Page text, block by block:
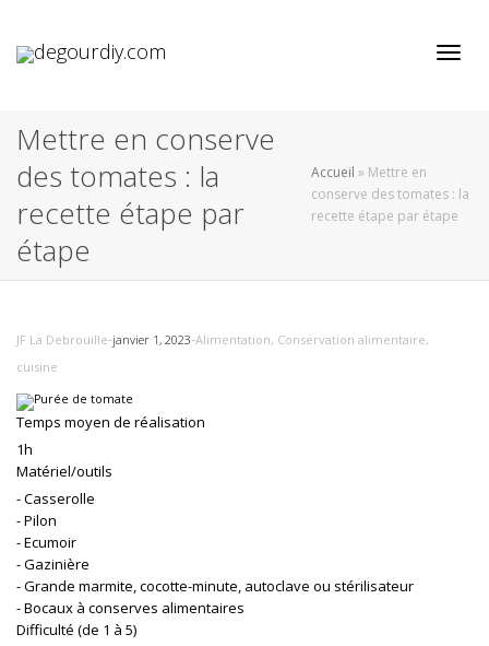
Mettre en conserve
des tomates : la
recette étape par
étape
Accueil » Mettre en
conserve des tomates : la
recette étape par étape
JF La Debrouille-janvier 1, 2023-Alimentation, Conservation alimentaire,
cuisine
Temps moyen de réalisation
1h
Matériel/outils
- Casserolle
- Pilon
- Ecumoir
- Gazinière
- Grande marmite, cocotte-minute, autoclave ou stérilisateur
- Bocaux à conserves alimentaires
Difficulté (de 1 à 5)